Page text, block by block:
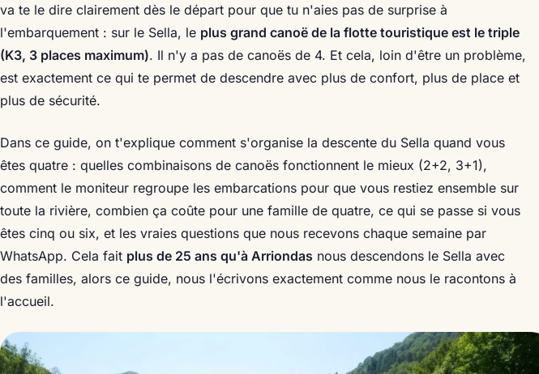
va te le dire clairement dès le départ pour que tu n'aies pas de surprise à
l'embarquement : sur le Sella, le plus grand canoë de la flotte touristique est le triple
(K3, 3 places maximum). Il n'y a pas de canoës de 4. Et cela, loin d'être un problème,
est exactement ce qui te permet de descendre avec plus de confort, plus de place et
plus de sécurité.
Dans ce guide, on t'explique comment s'organise la descente du Sella quand vous
êtes quatre : quelles combinaisons de canoës fonctionnent le mieux (2+2, 3+1),
comment le moniteur regroupe les embarcations pour que vous restiez ensemble sur
toute la rivière, combien ça coûte pour une famille de quatre, ce qui se passe si vous
êtes cinq ou six, et les vraies questions que nous recevons chaque semaine par
WhatsApp. Cela fait plus de 25 ans qu'à Arriondas nous descendons le Sella avec
des familles, alors ce guide, nous l'écrivons exactement comme nous le racontons à
l'accueil.